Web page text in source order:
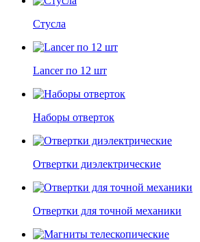
Стусла
Lancer по 12 шт
Наборы отверток
Отвертки диэлектрические
Отвертки для точной механики